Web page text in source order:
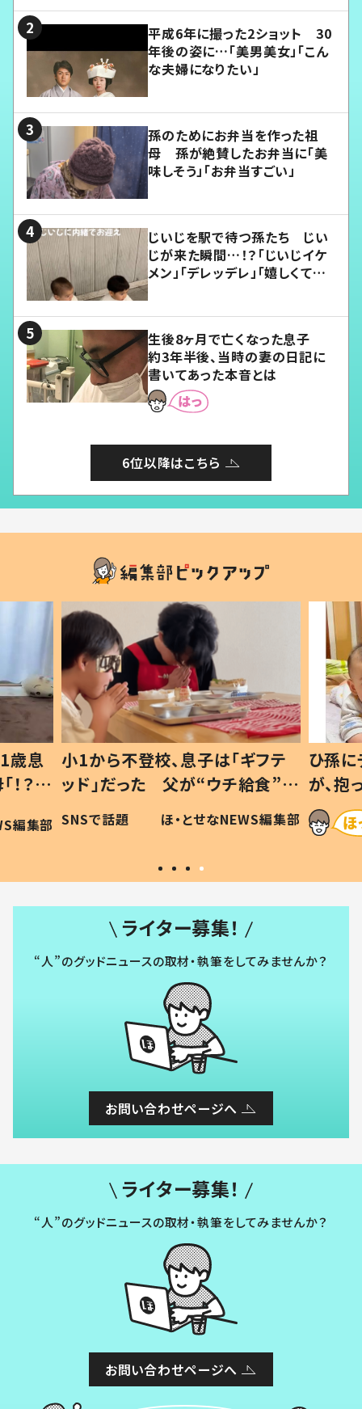
平成6年に撮った2ショット 30
年後の姿に…「美男美女」「こん
な夫婦になりたい」
孫のためにお弁当を作った祖
母 孫が絶賛したお弁当に「美
味しそう」「お弁当すごい」
じいじを駅で待つ孫たち じい
じが来た瞬間…！？「じいじイケ
メン」「デレッデレ」「嬉しくて可
生後8ヶ月で亡くなった息子
約3年半後、当時の妻の日記に
書いてあった本音とは
6位以降はこちら
歳息
？」
編集部
小1から不登校、息子は「ギフテ
ッド」だった 父が“ウチ給食”を
作り続ける理由とは #令和の親
#令和の子
SNSで話題 ほ・とせなNEWS編集部
ひ孫
が、
「涙が
い」
ライター募集！
“人”のグッドニュースの取材・執筆をしてみませんか？
お問い合わせページへ
ライター募集！
“人”のグッドニュースの取材・執筆をしてみませんか？
お問い合わせページへ